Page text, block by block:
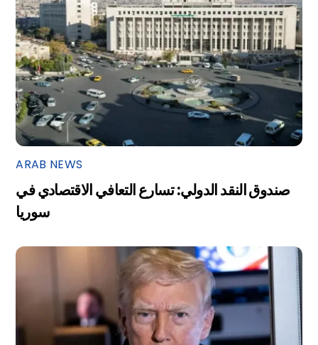
ARAB NEWS
صندوق النقد الدولي: تسارع التعافي الاقتصادي في
سوريا